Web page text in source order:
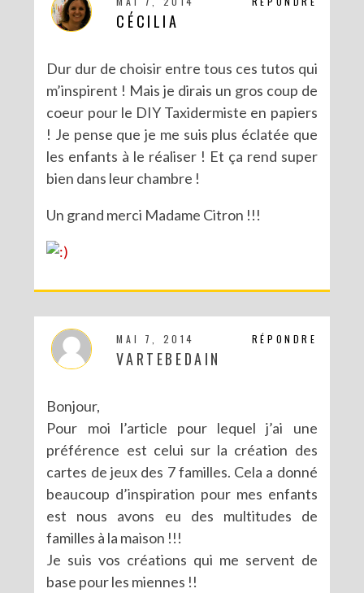
CÉCILIA
Dur dur de choisir entre tous ces tutos qui
m’inspirent ! Mais je dirais un gros coup de
coeur pour le DIY Taxidermiste en papiers
! Je pense que je me suis plus éclatée que
les enfants à le réaliser ! Et ça rend super
bien dans leur chambre !
Un grand merci Madame Citron !!!
RÉPONDRE
MAI 7, 2014
VARTEBEDAIN
Bonjour,
Pour moi l’article pour lequel j’ai une
préférence est celui sur la création des
cartes de jeux des 7 familles. Cela a donné
beaucoup d’inspiration pour mes enfants
est nous avons eu des multitudes de
familles à la maison !!!
Je suis vos créations qui me servent de
base pour les miennes !!